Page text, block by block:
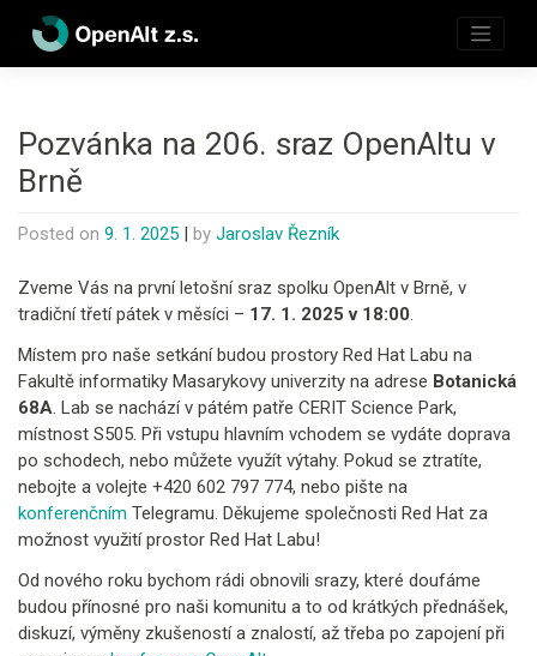
content
Pozvánka na 206. sraz OpenAltu v
Brně
Posted on 9. 1. 2025 by Jaroslav Řezník
Zveme Vás na první letošní sraz spolku OpenAlt v Brně, v
tradiční třetí pátek v měsíci – 17. 1. 2025 v 18:00.
Místem pro naše setkání budou prostory Red Hat Labu na
Fakultě informatiky Masarykovy univerzity na adrese Botanická
68A. Lab se nachází v pátém patře CERIT Science Park,
místnost S505. Při vstupu hlavním vchodem se vydáte doprava
po schodech, nebo můžete využít výtahy. Pokud se ztratíte,
nebojte a volejte +420 602 797 774, nebo pište na
konferenčním Telegramu. Děkujeme společnosti Red Hat za
možnost využití prostor Red Hat Labu!
Od nového roku bychom rádi obnovili srazy, které doufáme
budou přínosné pro naši komunitu a to od krátkých přednášek,
diskuzí, výměny zkušeností a znalostí, až třeba po zapojení při